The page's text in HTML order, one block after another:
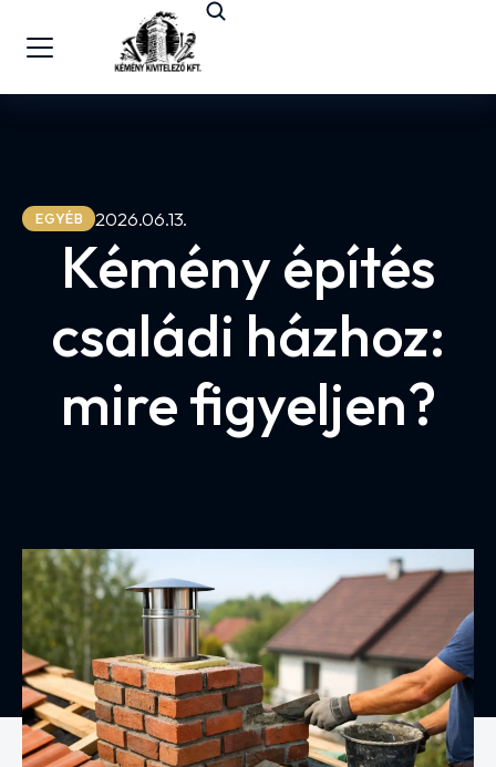
EGYÉB 2026.06.13.
Kémény építés
családi házhoz:
mire figyeljen?